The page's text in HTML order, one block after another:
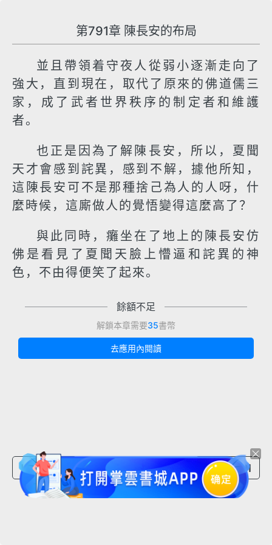
第791章 陳長安的布局
並且帶領着守夜人從弱小逐漸走向了
強大，直到現在，取代了原來的佛道儒三
家，成了武者世界秩序的制定者和維護
者。
也正是因為了解陳長安，所以，夏聞
天才會感到詫異，感到不解，據他所知，
這陳長安可不是那種捨己為人的人呀，什
麼時候，這廝做人的覺悟變得這麼高了？
與此同時，癱坐在了地上的陳長安仿
佛是看見了夏聞天臉上懵逼和詫異的神
色，不由得便笑了起來。
餘額不足
解鎖本章需要35書幣
去應用內閱讀
上一章節 下一章節